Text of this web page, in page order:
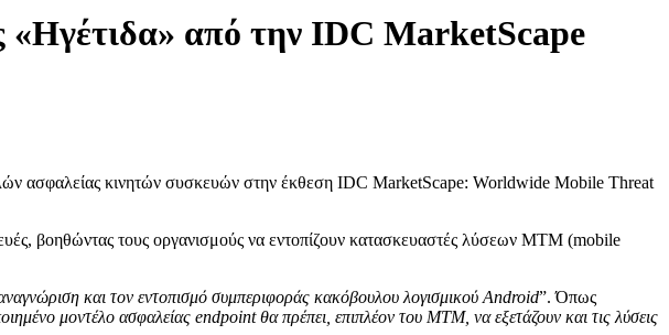
«Ηγέτιδα» από την IDC MarketScape
ασφαλείας κινητών συσκευών στην έκθεση IDC MarketScape: Worldwide Mobile Threat
βοηθώντας τους οργανισμούς να εντοπίζουν κατασκευαστές λύσεων MTM (mobile
και τον εντοπισμό συμπεριφοράς κακόβουλου λογισμικού Android”. Όπως
μοντέλο ασφαλείας endpointθα πρέπει, επιπλέον του MTM, να εξετάζουν και τις λύσεις